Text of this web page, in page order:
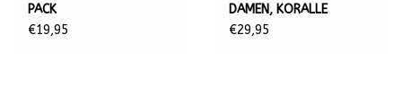
PACK
€19,95
DAMEN, KORALLE
€29,95